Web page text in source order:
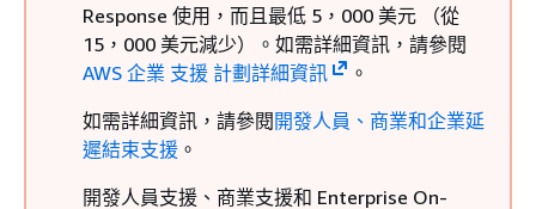
Response 使用，而且最低 5，000 美元 （從
15，000 美元減少）。如需詳細資訊，請參閱
AWS 企業 支援 計劃詳細資訊
。
如需詳細資訊，請參閱 開發人員、商業和企業延
遲結束支援 。
開發人員支援、商業支援和 Enterprise On-